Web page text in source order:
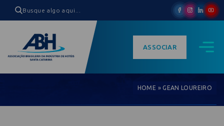
ASSOCIAR
HOME » GEAN LOUREIRO